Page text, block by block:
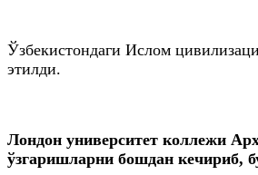
Ўзбекистондаги Ислом
этилди.
Лондон университет коллежи
ўзгаришларни бошдан кечириб,